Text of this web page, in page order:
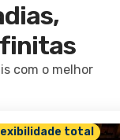
com o melhor
total